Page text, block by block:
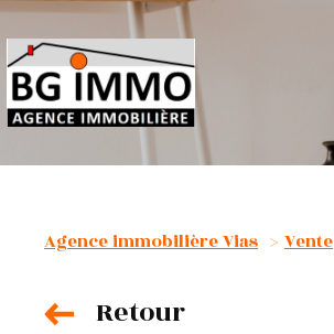
Agence immobilière Vias Vente
Retour